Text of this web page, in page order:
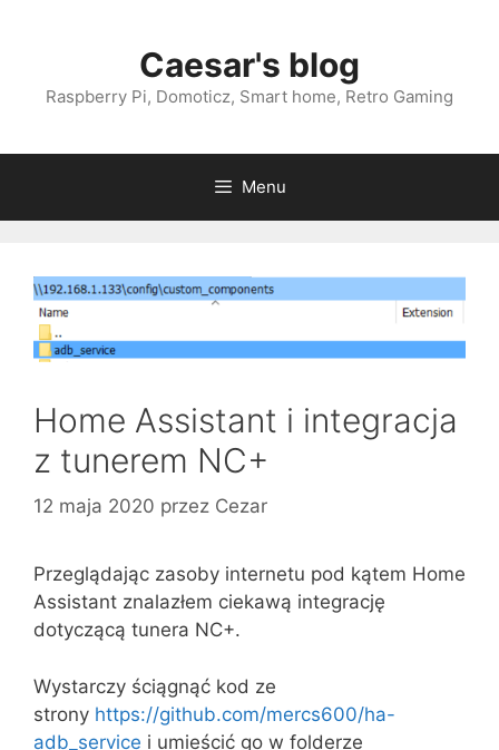
Caesar's blog
Raspberry Pi, Domoticz, Smart home, Retro Gaming
Menu
Home Assistant i integracja
z tunerem NC+
12 maja 2020 przez Cezar
Przeglądając zasoby internetu pod kątem Home
Assistant znalazłem ciekawą integrację
dotyczącą tunera NC+.
Wystarczy ściągnąć kod ze
strony https://github.com/mercs600/ha-
adb_service i umieścić go w folderze